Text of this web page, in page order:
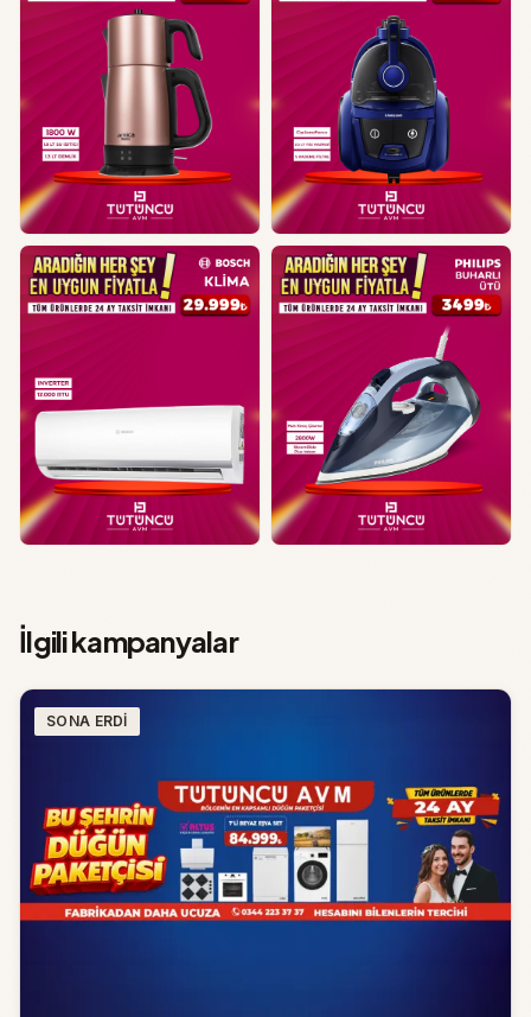
İlgili kampanyalar
SONA ERDI